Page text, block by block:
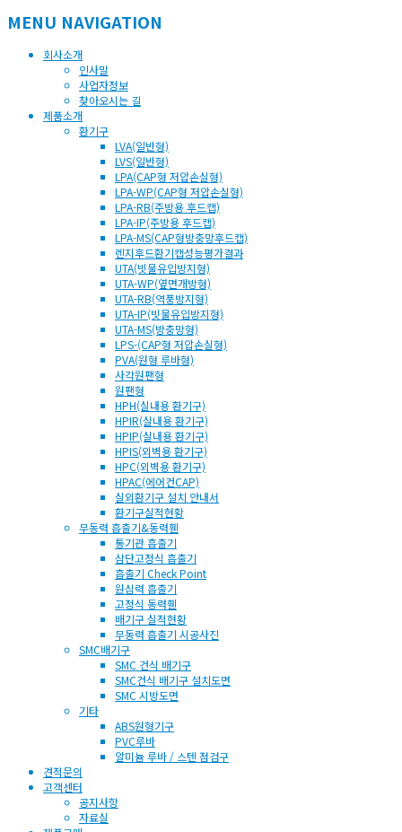
MENU NAVIGATION
회사소개
인사말
사업자정보
찾아오시는 길
제품소개
환기구
LVA(일반형)
LVS(일반형)
LPA(CAP형 저압손실형)
LPA-WP(CAP형 저압손실형)
LPA-RB(주방용 후드캡)
LPA-IP(주방용 후드캡)
LPA-MS(CAP형방충망후드캡)
렌지후드환기캡성능평가결과
UTA(빗물유입방지형)
UTA-WP(옆면개방형)
UTA-RB(역풍방지형)
UTA-IP(빗물유입방지형)
UTA-MS(방충망형)
LPS-(CAP형 저압손실형)
PVA(원형 루바형)
사각원팬형
원팬형
HPH(실내용 환기구)
HPIR(실내용 환기구)
HPIP(실내용 환기구)
HPIS(외벽용 환기구)
HPC(외벽용 환기구)
HPAC(에어컨CAP)
실외환기구 설치 안내서
환기구실적현황
무동력 흡출기&동력휀
통기관 흡출기
삼단고정식 흡출기
흡출기 Check Point
원심력 흡출기
고정식 동력휀
배기구 실적현황
무동력 흡출기 시공사진
SMC배기구
SMC 건식 배기구
SMC건식 배기구 설치도면
SMC 시방도면
기타
ABS원형기구
PVC루바
알미늄 루바 / 스텐 점검구
견적문의
고객센터
공지사항
자료실